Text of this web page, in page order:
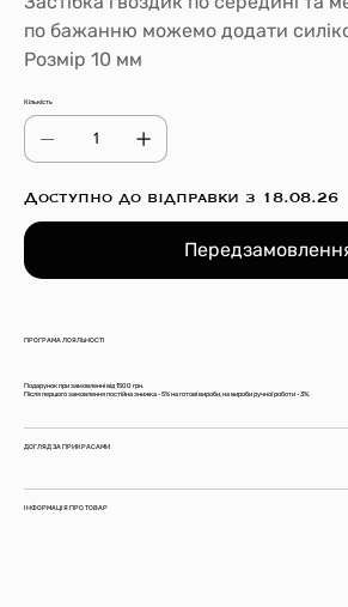
по бажанню можемо додати
Розмір 10 мм
Кількість
Доступно до відправки з 18.08.26
ПРОГРАМА ЛОЯЛЬНОСТІ
Подарунок при замовленні від 1500 грн.
Після першого замовлення постійна знижка -5% на готові вироби, на вироби ручної роботи -3%.
ДОГЛЯД ЗА ПРИКРАСАМИ
ІНФОРМАЦІЯ ПРО ТОВАР